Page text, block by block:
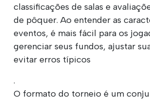
classificações de salas e
de pôquer. Ao entender as
eventos, é mais fácil para os
gerenciar seus fundos, ajustar
evitar erros típicos
.
O formato do torneio é um